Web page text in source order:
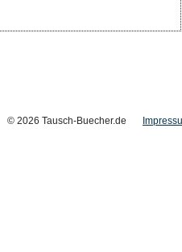
© 2026 Tausch-Buecher.de